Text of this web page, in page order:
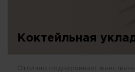
Коктейльная
Отлично подчеркивает